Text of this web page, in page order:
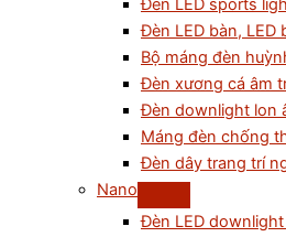
Đèn LED sports
Đèn LED bàn, LED
Bộ máng đèn
Đèn xương cá âm
Đèn downlight lon
Máng đèn chống
Đèn dây trang trí
Nano
Đèn LED